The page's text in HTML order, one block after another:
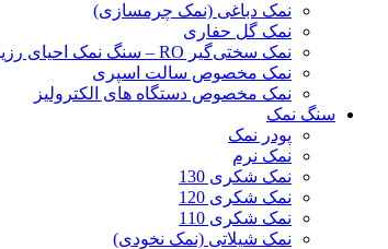
نمک دباغی (نمک چرمسازی)
نمک گل حفاری
نمک سختی‌گیر RO – سنگ نمک احیای رزین
نمک مخصوص سالت اسپری
نمک مخصوص دستگاه های الکترولیز
سنگ نمک
پودر نمک
نمک نرم
نمک شکری 130
نمک شکری 120
نمک شکری 110
نمک شیلاتی (نمک نخودی)